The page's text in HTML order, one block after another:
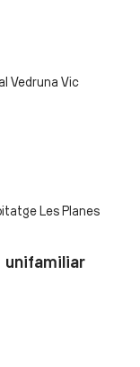
unifamiliar